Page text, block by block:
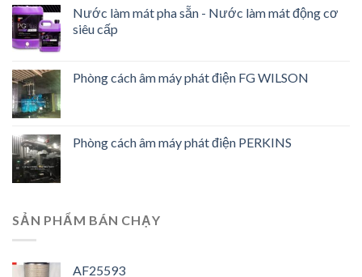
Nước làm mát pha sẵn - Nước làm mát động cơ
siêu cấp
Phòng cách âm máy phát điện FG WILSON
Phòng cách âm máy phát điện PERKINS
SẢN PHẨM BÁN CHẠY
AF25593